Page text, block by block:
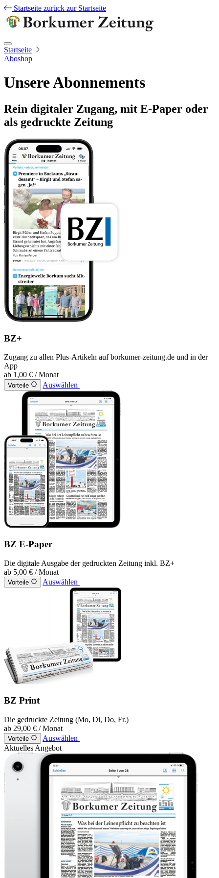
Startseite zurück zur Startseite
Startseite
Aboshop
Unsere Abonnements
Rein digitaler Zugang, mit E-Paper oder
als gedruckte Zeitung
BZ+
Zugang zu allen Plus-Artikeln auf borkumer-zeitung.de und in der
App
ab 1,00 € / Monat
Vorteile Auswählen
BZ E-Paper
Die digitale Ausgabe der gedruckten Zeitung inkl. BZ+
ab 5,00 € / Monat
Vorteile Auswählen
BZ Print
Die gedruckte Zeitung (Mo, Di, Do, Fr.)
ab 29,00 € / Monat
Vorteile
Auswählen
Aktuelles Angebot